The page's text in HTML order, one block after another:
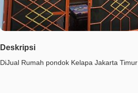
Deskripsi
DiJual Rumah pondok Kelapa Jakarta Timur